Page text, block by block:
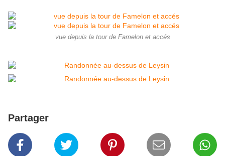
vue depuis la tour de Famelon et accés
Partager